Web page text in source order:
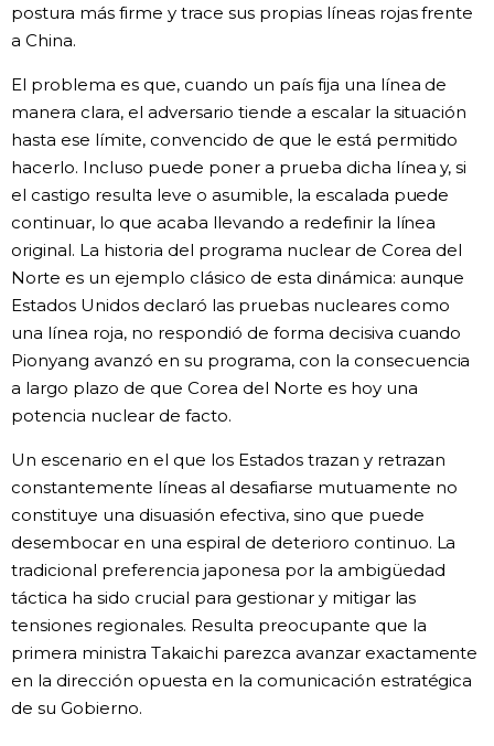
postura más firme y trace sus propias líneas rojas frente
a China.
El problema es que, cuando un país fija una línea de
manera clara, el adversario tiende a escalar la situación
hasta ese límite, convencido de que le está permitido
hacerlo. Incluso puede poner a prueba dicha línea y, si
el castigo resulta leve o asumible, la escalada puede
continuar, lo que acaba llevando a redefinir la línea
original. La historia del programa nuclear de Corea del
Norte es un ejemplo clásico de esta dinámica: aunque
Estados Unidos declaró las pruebas nucleares como
una línea roja, no respondió de forma decisiva cuando
Pionyang avanzó en su programa, con la consecuencia
a largo plazo de que Corea del Norte es hoy una
potencia nuclear de facto.
Un escenario en el que los Estados trazan y retrazan
constantemente líneas al desafiarse mutuamente no
constituye una disuasión efectiva, sino que puede
desembocar en una espiral de deterioro continuo. La
tradicional preferencia japonesa por la ambigüedad
táctica ha sido crucial para gestionar y mitigar las
tensiones regionales. Resulta preocupante que la
primera ministra Takaichi parezca avanzar exactamente
en la dirección opuesta en la comunicación estratégica
de su Gobierno.